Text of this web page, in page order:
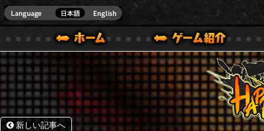
ONE VER.]
ガイド
ル｜HAPPY WARS(ハッピーウォーズ)公式サイト [ XBOX 360,XBOX ONE VER.]
サポート | HAPPY WARS(ハッピーウォーズ)公式サイ
新しい記事へ